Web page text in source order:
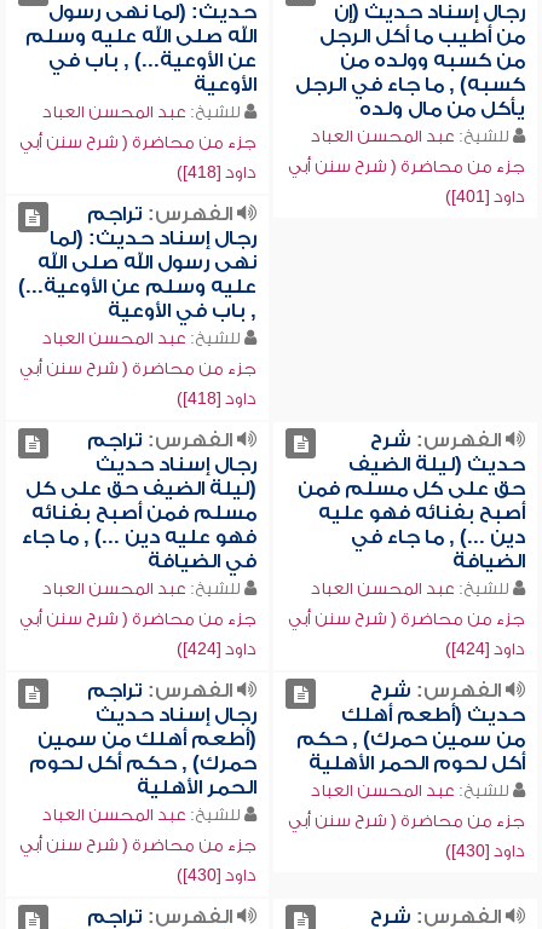
رجال إسناد حديث (إن
من أطيب ما أكل الرجل
من كسبه وولده من
كسبه) , ما جاء في الرجل
يأكل من مال ولده
للشيخ: عبد المحسن العباد
جزء من محاضرة ( شرح سنن أبي
داود [401])
حديث: (لما نهى رسول
الله صلى الله عليه وسلم
عن الأوعية...) , باب في
الأوعية
للشيخ: عبد المحسن العباد
جزء من محاضرة ( شرح سنن أبي
داود [418])
الفهرس: تراجم
رجال إسناد حديث: (لما
نهى رسول الله صلى الله
عليه وسلم عن الأوعية...)
, باب في الأوعية
للشيخ: عبد المحسن العباد
جزء من محاضرة ( شرح سنن أبي
داود [418])
الفهرس: شرح
حديث (ليلة الضيف
حق على كل مسلم فمن
أصبح بفنائه فهو عليه
دين ...) , ما جاء في
الضيافة
للشيخ: عبد المحسن العباد
جزء من محاضرة ( شرح سنن أبي
داود [424])
الفهرس: تراجم
رجال إسناد حديث
(ليلة الضيف حق على كل
مسلم فمن أصبح بفنائه
فهو عليه دين ...) , ما جاء
في الضيافة
للشيخ: عبد المحسن العباد
جزء من محاضرة ( شرح سنن أبي
داود [424])
الفهرس: شرح
حديث (أطعم أهلك
من سمين حمرك) , حكم
أكل لحوم الحمر الأهلية
للشيخ: عبد المحسن العباد
جزء من محاضرة ( شرح سنن أبي
داود [430])
الفهرس: تراجم
رجال إسناد حديث
(أطعم أهلك من سمين
حمرك) , حكم أكل لحوم
الحمر الأهلية
للشيخ: عبد المحسن العباد
جزء من محاضرة ( شرح سنن أبي
داود [430])
الفهرس: شرح
الفهرس: تراجم